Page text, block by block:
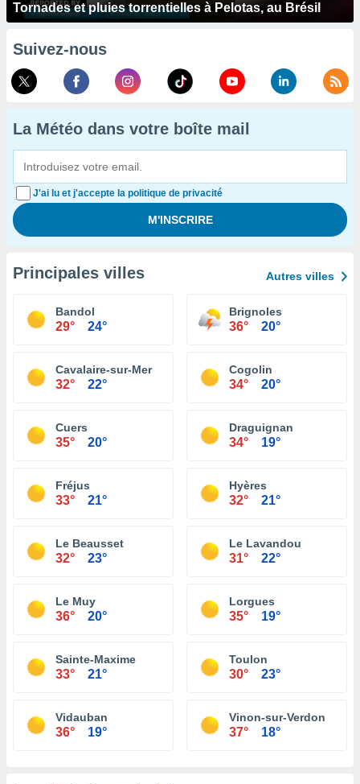
Tornades et pluies torrentielles à Pelotas, au Brésil
Suivez-nous
La Météo dans votre boîte mail
J'ai lu et j'accepte la politique de privacité
Principales villes Autres villes
Bandol
29° 24°
Brignoles
36° 20°
Cavalaire-sur-Mer
32° 22°
Cogolin
34° 20°
Cuers
35° 20°
Draguignan
34° 19°
Fréjus
33° 21°
Hyères
32° 21°
Le Beausset
32° 23°
Le Lavandou
31° 22°
Le Muy
36° 20°
Lorgues
35° 19°
Sainte-Maxime
33° 21°
Toulon
30° 23°
Vidauban
36° 19°
Vinon-sur-Verdon
37° 18°